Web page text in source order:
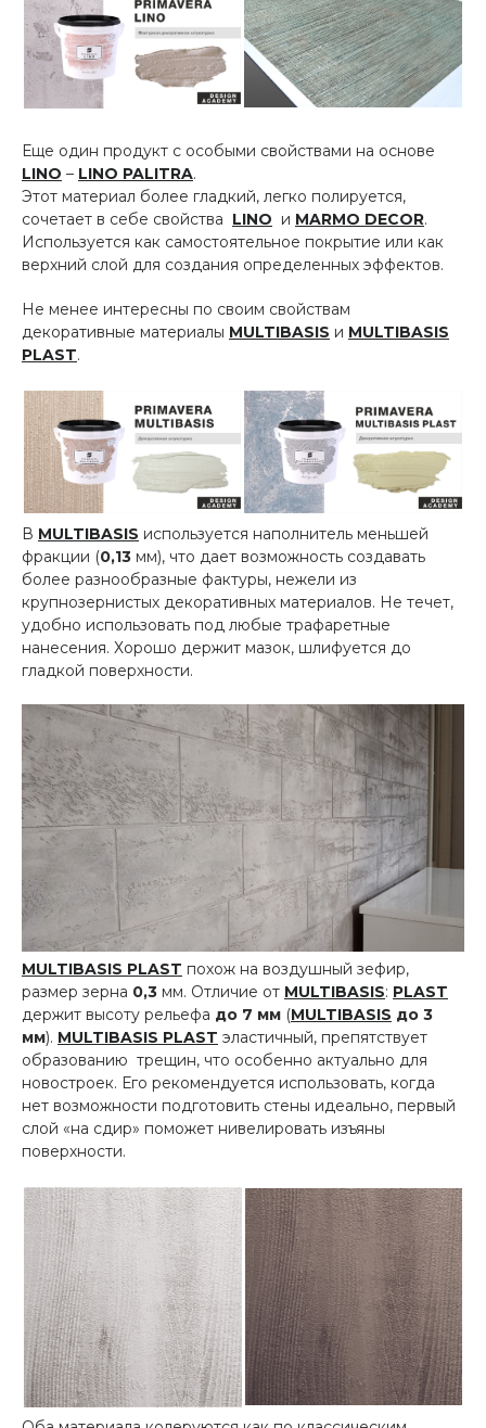
Еще один продукт с особыми свойствами на основе
LINO – LINO PALITRA.
Этот материал более гладкий, легко полируется,
сочетает в себе свойства LINO и MARMO DECOR.
Используется как самостоятельное покрытие или как
верхний слой для создания определенных эффектов.
Не менее интересны по своим свойствам
декоративные материалы MULTIBASIS и MULTIBASIS
PLAST.
В MULTIBASIS используется наполнитель меньшей
фракции (0,13 мм), что дает возможность создавать
более разнообразные фактуры, нежели из
крупнозернистых декоративных материалов. Не течет,
удобно использовать под любые трафаретные
нанесения. Хорошо держит мазок, шлифуется до
гладкой поверхности.
MULTIBASIS PLAST похож на воздушный зефир,
размер зерна 0,3 мм. Отличие от MULTIBASIS: PLAST
держит высоту рельефа до 7 мм (MULTIBASIS до 3
мм). MULTIBASIS PLAST эластичный, препятствует
образованию трещин, что особенно актуально для
новостроек. Его рекомендуется использовать, когда
нет возможности подготовить стены идеально, первый
слой «на сдир» поможет нивелировать изъяны
поверхности.